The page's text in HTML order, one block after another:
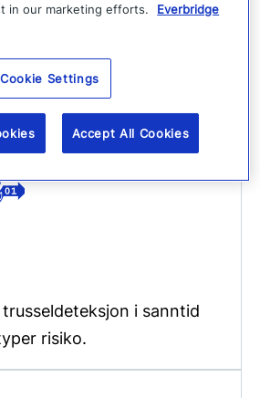
å støtte team i alle
i sanntid
risiko.
in our marketing efforts.
Everbridge
Cookie Settings
Accept All Cookies